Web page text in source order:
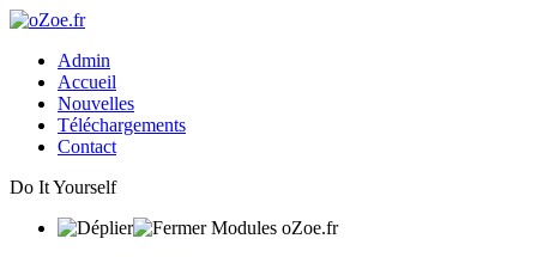
Admin
Accueil
Nouvelles
Téléchargements
Contact
Do It Yourself
Modules oZoe.fr